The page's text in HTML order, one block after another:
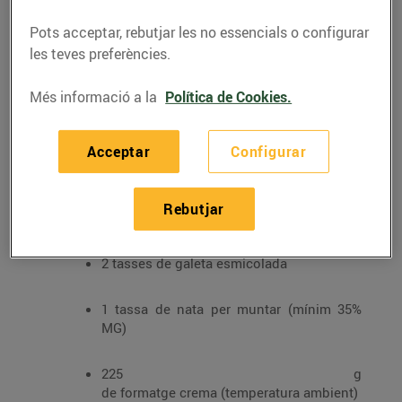
Pastís de formatge amb
15/de maig/2026
Ingredients:
4 cullerades de mantega sense sal, desfet
2 tasses de galeta esmicolada
1 tassa de nata per muntar (mínim 35%
MG)
225 g
de formatge crema (temperatura ambient)
Pots acceptar, rebutjar les no essencials o configurar
les teves preferències.
Més informació a la Política de Cookies.
Configurar
Rebutjar
Acceptar